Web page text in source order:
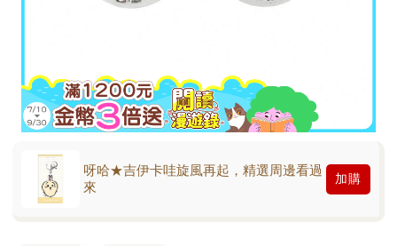
呀哈★吉伊卡哇旋風再起，精選周邊看過
來
加購